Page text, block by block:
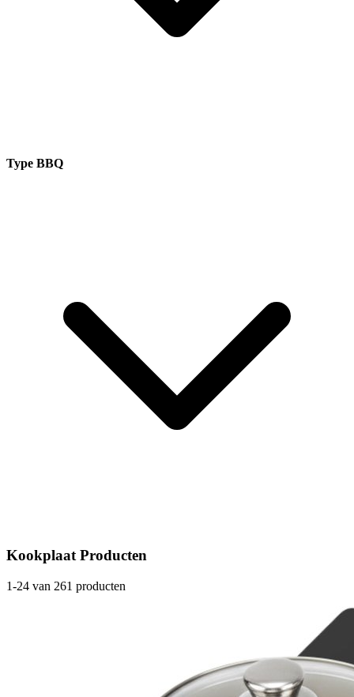
Type BBQ
Kookplaat Producten
1-24 van 261 producten